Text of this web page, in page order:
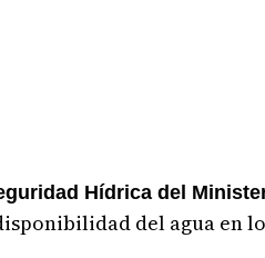
Hídrica del
del agua en